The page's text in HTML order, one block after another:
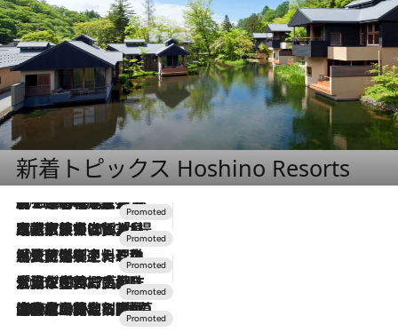
新着トピックス Hoshino Resorts
2026.8.7
【トンボの足水浴】ヒノキの香りに包まれて涼感マックス！約13℃の湧水かけ流しを避暑地「星野温泉 トンボの湯」で体験
2026.7.31
【ホテル帰省】という選択肢をOMOが提案。家族とほどよい距離を保つには「昼は実家、夜は気兼ねなくホテルで！」
2026.7.24
【夏限定ディナーコース】旬を迎える稚鮎や花ズッキーニなどをイタリア・トスカーナの郷土料理の手法で満喫！
2026.7.17
「土佐和ハーブかき氷」がOMO7高知に登場！生姜、山椒、大葉など目にも舌にも涼を呼ぶ郷土の味
2026.7.10
NEW OPEN！【界 草津】名湯の地に誕生。趣の異なる2種の温泉と上州ならではの会席・蕎麦割烹など美食を味わう究極の癒やし旅